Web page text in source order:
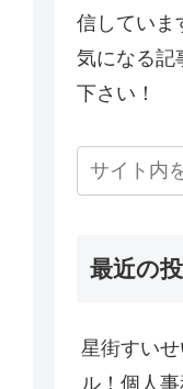
信していま
気になる記
下さい！
最近の
星街すい
ル！個人